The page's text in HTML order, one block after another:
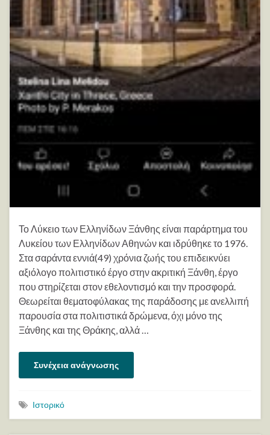
Το Λύκειο των Ελληνίδων Ξάνθης είναι παράρτημα του
Λυκείου των Ελληνίδων Αθηνών και ιδρύθηκε το 1976.
Στα σαράντα εννιά(49) χρόνια ζωής του επιδεικνύει
αξιόλογο πολιτιστικό έργο στην ακριτική Ξάνθη, έργο
που στηρίζεται στον εθελοντισμό και την προσφορά.
Θεωρείται θεματοφύλακας της παράδοσης με ανελλιπή
παρουσία στα πολιτιστικά δρώμενα, όχι μόνο της
Ξάνθης και της Θράκης, αλλά …
Συνέχεια ανάγνωσης
Ιστορικό